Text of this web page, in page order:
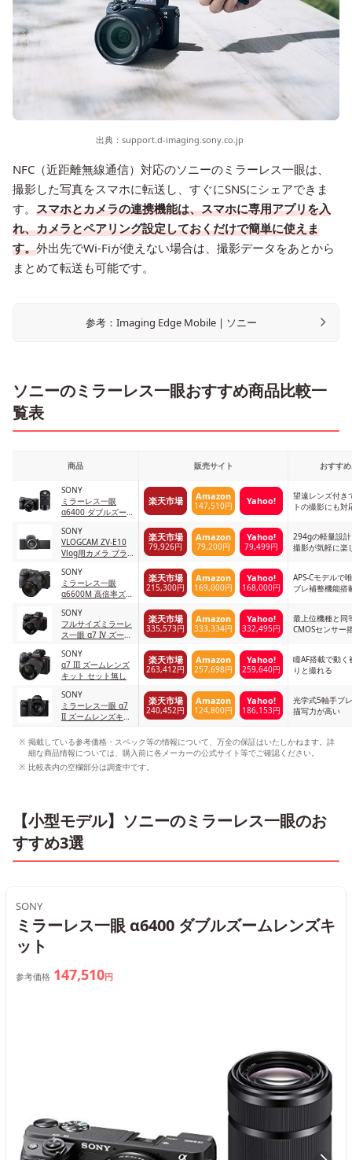
出典： support.d-imaging.sony.co.jp
NFC（近距離無線通信）対応のソニーのミラーレス一眼は、
撮影した写真をスマホに転送し、すぐにSNSにシェアできま
す。 スマホとカメラの連携機能は、スマホに専用アプリを入
れ、カメラとペアリング設定しておくだけで簡単に使えま
す。外出先でWi-Fiが使えない場合は、撮影データをあとから
まとめて転送も可能です。
参考：Imaging Edge Mobile | ソニー
ソニーのミラーレス一眼おすすめ商品比較一
覧表
商品 販売サイト おすす
SONY
ミラーレス一眼
α6400 ダブルズー
楽天市場 Amazon
147,510円 Yahoo!
望遠レンズ付き
トの撮影にも対
SONY
VLOGCAM ZV-E10
Vlog用カメラ ブラ
楽天市場
79,926円
Amazon
79,200円
Yahoo!
79,499円
294gの軽量設
撮影が気軽に楽
SONY
ミラーレス一眼
α6600M 高倍率ズー
ラック
楽天市場
215,300円
Amazon
169,000円
Yahoo!
168,000円
APS-Cモデルで
ブレ補整機能搭
SONY
フルサイズミラーレ
ス一眼 α7 IV ズーム
ック
楽天市場
335,573円
Amazon
333,334円
Yahoo!
332,495円
最上位機種と同
CMOSセンサー
SONY
α7 III ズームレンズ
キット セット無し
楽天市場
263,412円
Amazon
257,698円
Yahoo!
259,640円
瞳AF搭載で動
りと撮れる
SONY
ミラーレス一眼 α7
II ズームレンズキッ
ズームレンズキット
楽天市場
240,452円
Amazon
124,800円
Yahoo!
186,153円
光学式5軸手ブ
描写力が高い
掲載している参考価格・スペック等の情報について、万全の保証はいたしかねます。詳
細な商品情報については、購入前に各メーカーの公式サイト等でご確認ください。
比較表内の空欄部分は調査中です。
【小型モデル】ソニーのミラーレス一眼のお
すすめ3選
SONY
ミラーレス一眼 α6400 ダブルズームレンズキ
ット
参考価格 147,510円